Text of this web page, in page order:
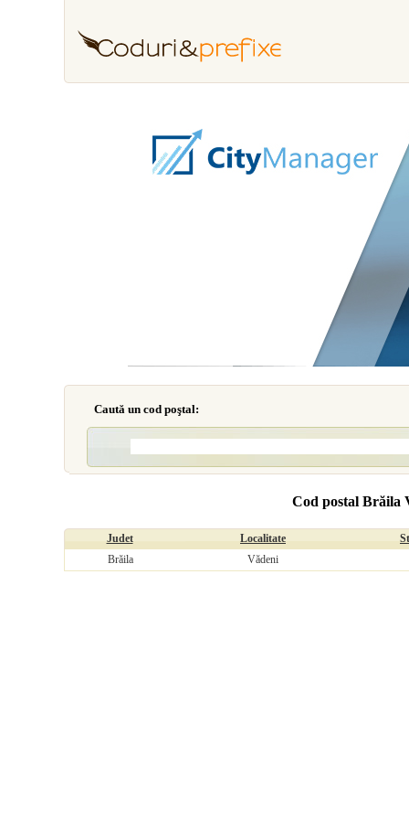
Caută un cod poştal:
Cod postal Brăila
Judet Localitate
Brăila
Vădeni